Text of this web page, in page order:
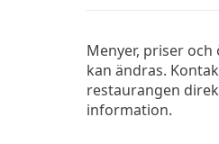
Menyer, priser
kan ändras.
restaurangen
information.